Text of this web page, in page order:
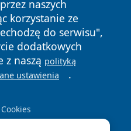
naszych
korzystanie ze
do serwisu",
dodatkowych
z naszą polityką
ustawienia .
Polityka
Cookies